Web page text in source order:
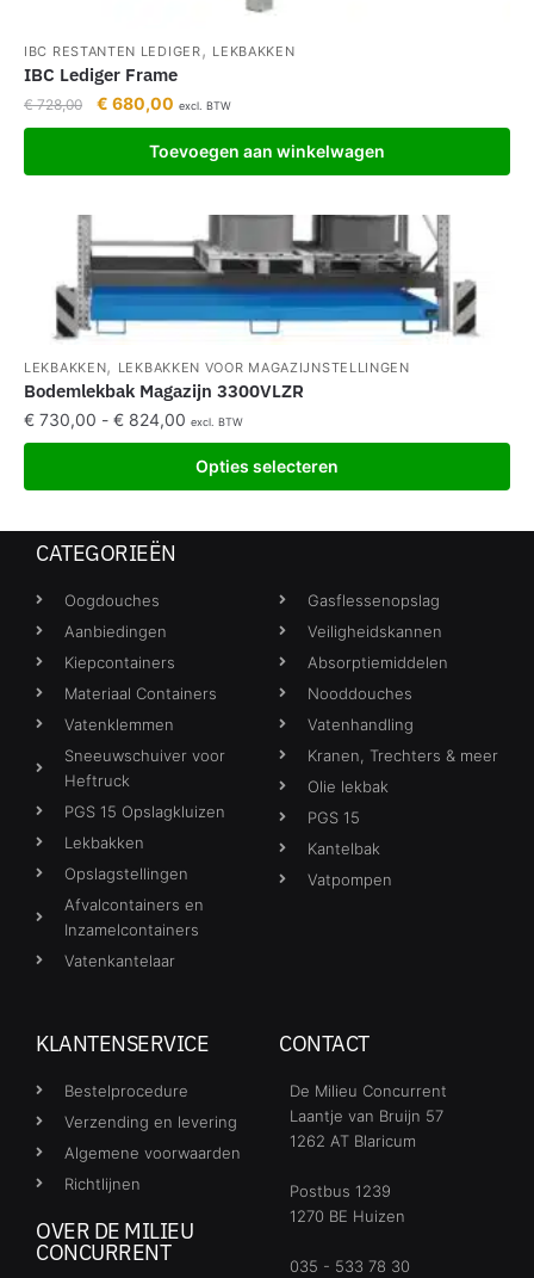
IBC RESTANTEN LEDIGER, LEKBAKKEN
IBC Lediger Frame
€728,00 € 680,00 excl. BTW
Toevoegen aan winkelwagen
LEKBAKKEN, LEKBAKKEN VOOR MAGAZIJNSTELLINGEN
Bodemlekbak Magazijn 3300VLZR
€ 730,00 - € 824,00 excl. BTW
Opties selecteren
CATEGORIEËN
Oogdouches
Aanbiedingen
Kiepcontainers
Materiaal Containers
Vatenklemmen
Sneeuwschuiver voor
Heftruck
PGS 15 Opslagkluizen
Lekbakken
Opslagstellingen
Afvalcontainers en
Inzamelcontainers
Vatenkantelaar
Gasflessenopslag
Veiligheidskannen
Absorptiemiddelen
Nooddouches
Vatenhandling
Kranen, Trechters & meer
Olie lekbak
PGS 15
Kantelbak
Vatpompen
KLANTENSERVICE
Bestelprocedure
Verzending en levering
Algemene voorwaarden
Richtlijnen
OVER DE MILIEU
CONCURRENT
CONTACT
De Milieu Concurrent
Laantje van Bruijn 57
1262 AT Blaricum
Postbus 1239
1270 BE Huizen
035 - 533 78 30